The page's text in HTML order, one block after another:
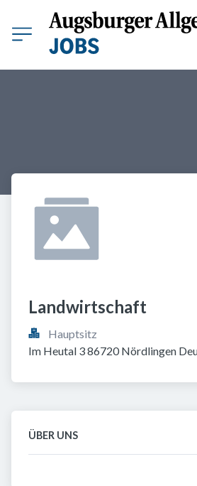
Landwirtschaft
Hauptsitz
Im Heutal 3 86720 Nördlingen
ÜBER UNS